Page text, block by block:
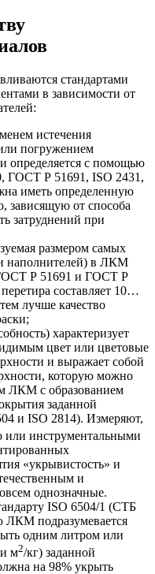
стандартами
в зависимости от
истечения
погружением
определяется с помощью
ГОСТ Р 51691, ISO 2431,
иметь определенную
зависящую от способа
затруднений при
размером самых
наполнителей) в ЛКМ
Р 51691 и ГОСТ Р
составляет 10…
лучше качество
характеризует
цвет или цветовые
и выражает собой
которую можно
ЛКМ с образованием
заданной
и ISO 2814). Измеряют,
или инструментальными
«укрывистость» и
и
однозначные.
ISO 6504/1 (СТБ
ЛКМ подразумевается
одним литром или
м2/кг) заданной
на 98% укрыть